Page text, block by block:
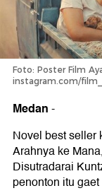
Foto: Poster Film
instagram.com/
Medan-
Novel best seller
Arahnya ke
Disutradarai
penonton itu